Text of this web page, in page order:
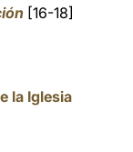
[16-18]
la Iglesia